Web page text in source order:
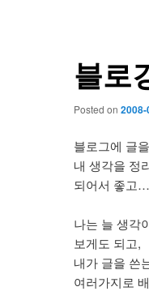
블로
Posted on 2008-
블로그에 글
내 생각을 정
되어서 좋고
나는 늘 생각
보게도 되고,
내가 글을 쓴
여러가지로